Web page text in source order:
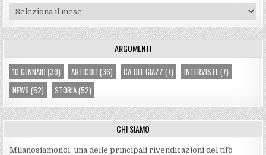
Archivi
ARGOMENTI
10 GENNAIO (39) ARTICOLI (36) CA' DEL GIAZZ (7) INTERVISTE(7)
NEWS (52) STORIA(52)
CHI SIAMO
Milanosiamonoi, una delle principali rivendicazioni del tifo